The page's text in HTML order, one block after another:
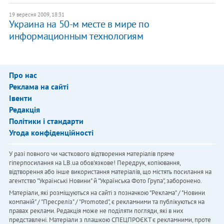
19 вересня 2009, 18:31
Украина на 50-м месте в мире по
информационным технологиям
Про нас
Реклама на сайті
Івенти
Редакція
Політики і стандарти
Угода конфіденційності
У разі повного чи часткового відтворення матеріалів пряме
гіперпосилання на LB.ua обов'язкове! Передрук, копіювання,
відтворення або інше використання матеріалів, що містять посилання на
агентство "Українськi Новини" й "Українська Фото Група", заборонено.
Матеріали, які розміщуються на сайті з позначкою "Реклама" / "Новини
компаній" / "Пресреліз" / "Promoted", є рекламними та публікуються на
правах реклами. Редакція може не поділяти погляди, які в них
представлені. Матеріали з плашкою СПЕЦПРОЄКТ є рекламними, проте